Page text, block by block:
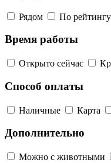
Рядом По рейтингу
Время работы
Открыто сейчас
Способ оплаты
Наличные Карта
Дополнительно
Можно с животными